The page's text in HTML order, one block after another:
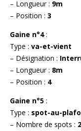
– Longueur : 9m
– Position : 3
Gaine n°4:
Type : va-et-vient
– Désignation :
– Longueur : 8m
– Position : 4
Gaine n°5 :
Type : spot-au-
– Nombre de spots : 2